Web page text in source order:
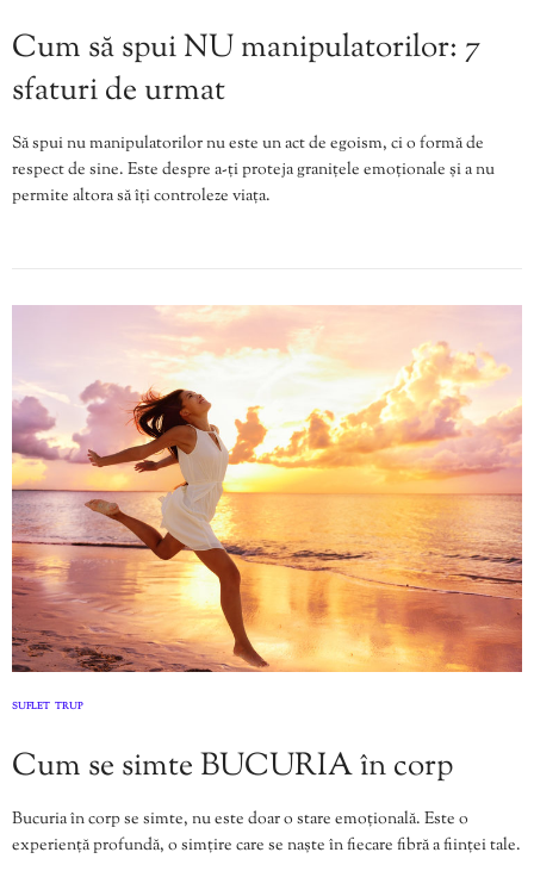
Cum să spui NU manipulatorilor: 7
sfaturi de urmat
Să spui nu manipulatorilor nu este un act de egoism, ci o formă de
respect de sine. Este despre a-ți proteja granițele emoționale și a nu
permite altora să îți controleze viața.
SUFLET TRUP
Cum se simte BUCURIA în corp
Bucuria în corp se simte, nu este doar o stare emoțională. Este o
experiență profundă, o simțire care se naște în fiecare fibră a ființei tale.